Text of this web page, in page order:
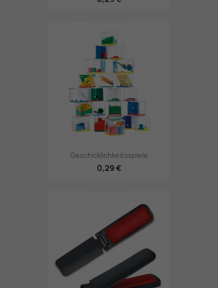
Geschicklichkeitsspiele
0,29 €